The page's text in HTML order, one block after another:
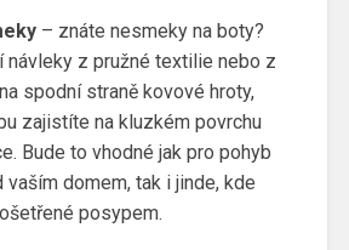
– znáte nesmeky na boty?
z pružné textilie nebo z
spodní straně kovové hroty,
zajistíte na kluzkém povrchu
Bude to vhodné jak pro pohyb
vaším domem, tak i jinde, kde
posypem.